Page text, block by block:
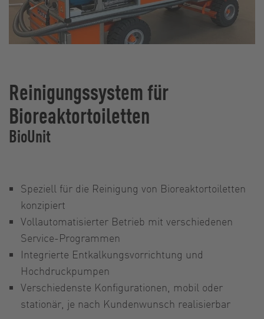
Reinigungssystem für
Bioreaktortoiletten
BioUnit
Speziell für die Reinigung von Bioreaktortoiletten
konzipiert
Vollautomatisierter Betrieb mit verschiedenen
Service-Programmen
Integrierte Entkalkungsvorrichtung und
Hochdruckpumpen
Verschiedenste Konfigurationen, mobil oder
stationär, je nach Kundenwunsch realisierbar